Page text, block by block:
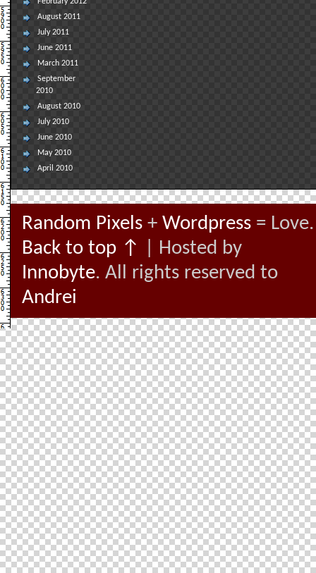
August 2011
July 2011
June 2011
March 2011
September
2010
August 2010
July 2010
June 2010
May 2010
April 2010
Random Pixels + Wordpress = Love.
Back to top ↑
| Hosted by
Innobyte. All rights reserved to
Andrei